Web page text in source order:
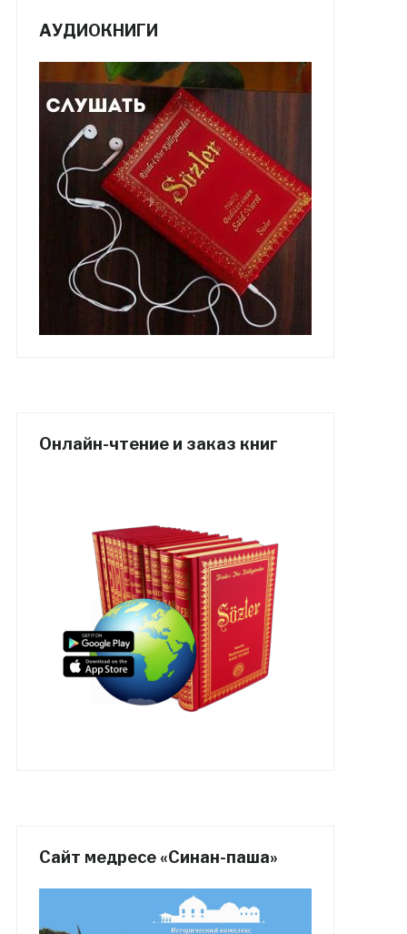
АУДИОКНИГИ
Онлайн-чтение и заказ книг
Сайт медресе «Синан-паша»